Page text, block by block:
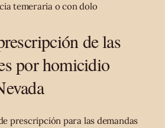
temeraria o con dolo
de las
por homicidio
prescripción para las demandas